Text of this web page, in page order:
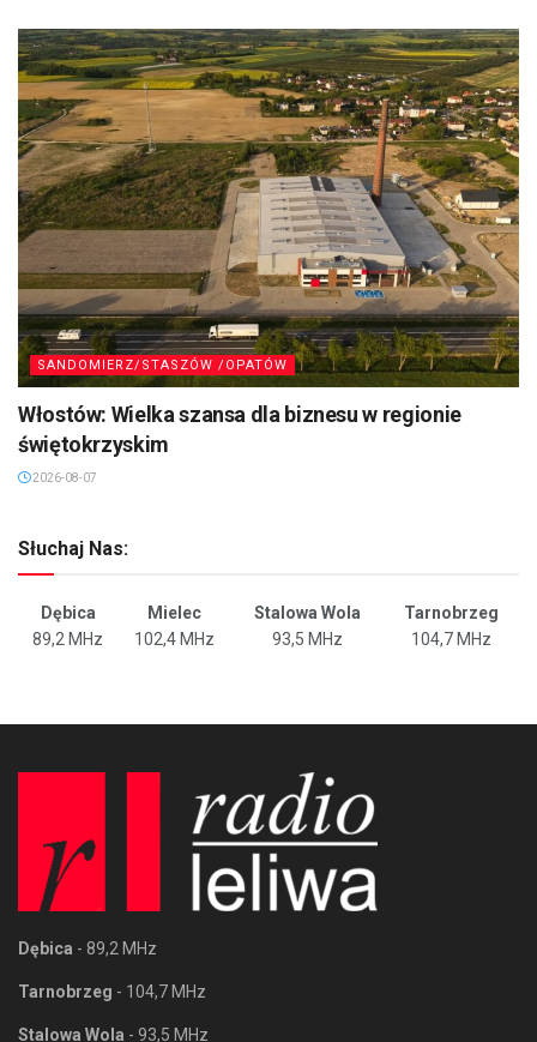
SANDOMIERZ/STASZÓW /OPATÓW
Włostów: Wielka szansa dla biznesu w regionie
świętokrzyskim
2026-08-07
Słuchaj Nas:
Dębica Mielec Stalowa Wola
Tarnobrzeg
89,2 MHz
102,4 MHz 93,5 MHz 104,7 MHz
Dębica - 89,2 MHz
Tarnobrzeg - 104,7 MHz
Stalowa Wola - 93,5 MHz